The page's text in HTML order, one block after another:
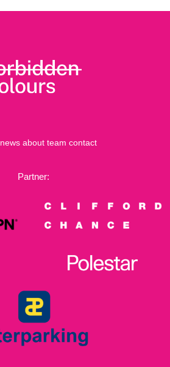
news about team contact
Partner: